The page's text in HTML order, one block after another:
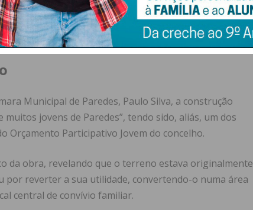
específicas e os padrões de segurança exigidos
em linha.
Municipal de Paredes, Paulo Silva, a construção
jovens de Paredes”, tendo sido, aliás, um dos
Orçamento Participativo Jovem do concelho.
da obra, revelando que o terreno estava originalmente
por reverter a sua utilidade, convertendo-o numa área
central de convívio familiar.